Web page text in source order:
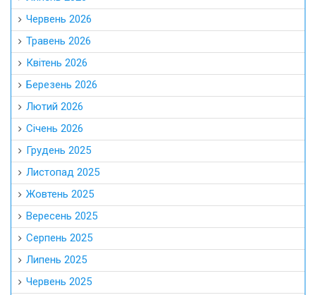
Червень 2026
Травень 2026
Квітень 2026
Березень 2026
Лютий 2026
Січень 2026
Грудень 2025
Листопад 2025
Жовтень 2025
Вересень 2025
Серпень 2025
Липень 2025
Червень 2025